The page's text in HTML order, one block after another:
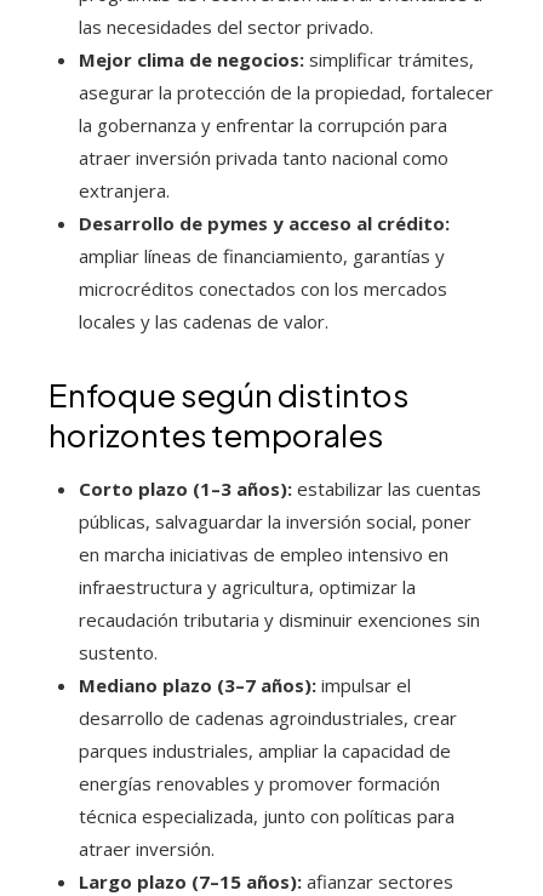
las necesidades del sector privado.
Mejor clima de negocios: simplificar trámites,
asegurar la protección de la propiedad, fortalecer
la gobernanza y enfrentar la corrupción para
atraer inversión privada tanto nacional como
extranjera.
Desarrollo de pymes y acceso al crédito:
ampliar líneas de financiamiento, garantías y
microcréditos conectados con los mercados
locales y las cadenas de valor.
Enfoque según distintos
horizontes temporales
Corto plazo (1–3 años): estabilizar las cuentas
públicas, salvaguardar la inversión social, poner
en marcha iniciativas de empleo intensivo en
infraestructura y agricultura, optimizar la
recaudación tributaria y disminuir exenciones sin
sustento.
Mediano plazo (3–7 años): impulsar el
desarrollo de cadenas agroindustriales, crear
parques industriales, ampliar la capacidad de
energías renovables y promover formación
técnica especializada, junto con políticas para
atraer inversión.
Largo plazo (7–15 años): afianzar sectores